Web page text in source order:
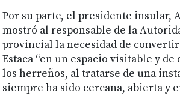
Por su parte, el presidente insular,
mostró al responsable de la
provincial la necesidad de
Estaca “en un espacio visitable y
los herreños, al tratarse de una
siempre ha sido cercana, abierta y